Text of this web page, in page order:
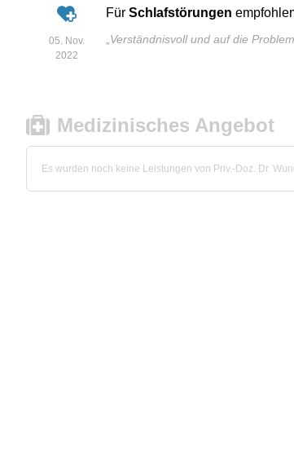
05. Nov.
2022
Für Schlafstörungen
„Verständnisvoll und auf die
Medizinisches Angebot
Es wurden noch keine Leistungen von Priv.-Doz. Dr.